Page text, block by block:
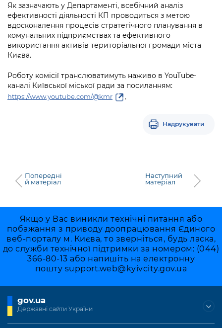
Безбар'єрність
Київська міська військова адміністрація
Міський застосунок Київ Цифровий
Важливе під час воєнного стану
Як зазначають у Департаменті, всебічний аналіз
ефективності діяльності КП проводиться з метою
вдосконалення процесів стратегічного планування в
комунальних підприємствах та ефективного
використання активів територіальної громади міста
Києва.
Роботу комісії транслюватимуть наживо в YouTube-
каналі Київської міської ради за посиланням:
https://www.youtube.com/@kmr .
Надрукувати
Попередні
й матеріал
Наступний
матеріал
Якщо у Вас виникли технічні питання або
побажання з приводу доопрацювання Єдиного
веб-порталу м. Києва, то зверніться, будь ласка,
до служби технічної підтримки за номером: (044)
366-80-13 або напишіть на електронну
пошту support.web@kyivcity.gov.ua
gov.ua
Державні сайти України